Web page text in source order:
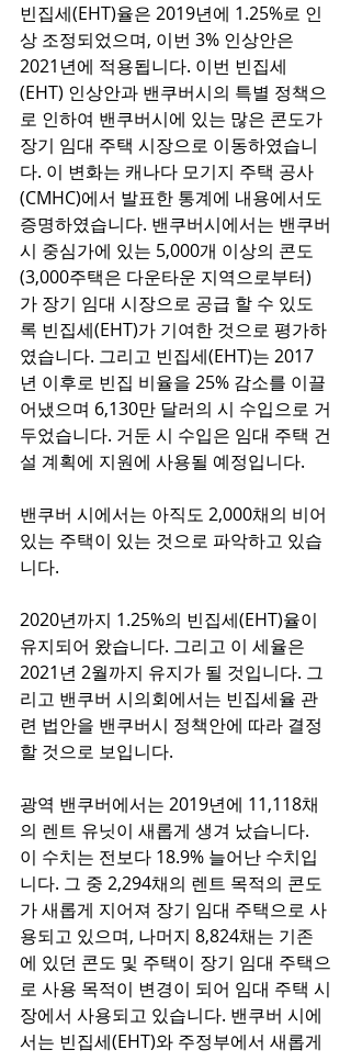
빈집세(EHT)율은 2019년에 1.25%로 인
상 조정되었으며, 이번 3% 인상안은
2021년에 적용됩니다. 이번 빈집세
(EHT) 인상안과 밴쿠버시의 특별 정책으
로 인하여 밴쿠버시에 있는 많은 콘도가
장기 임대 주택 시장으로 이동하였습니
다. 이 변화는 캐나다 모기지 주택 공사
(CMHC)에서 발표한 통계에 내용에서도
증명하였습니다. 밴쿠버시에서는 밴쿠버
시 중심가에 있는 5,000개 이상의 콘도
(3,000주택은 다운타운 지역으로부터)
가 장기 임대 시장으로 공급 할 수 있도
록 빈집세(EHT)가 기여한 것으로 평가하
였습니다. 그리고 빈집세(EHT)는 2017
년 이후로 빈집 비율을 25% 감소를 이끌
어냈으며 6,130만 달러의 시 수입으로 거
두었습니다. 거둔 시 수입은 임대 주택 건
설 계획에 지원에 사용될 예정입니다.
밴쿠버 시에서는 아직도 2,000채의 비어
있는 주택이 있는 것으로 파악하고 있습
니다.
2020년까지 1.25%의 빈집세(EHT)율이
유지되어 왔습니다. 그리고 이 세율은
2021년 2월까지 유지가 될 것입니다. 그
리고 밴쿠버 시의회에서는 빈집세율 관
련 법안을 밴쿠버시 정책안에 따라 결정
할 것으로 보입니다.
광역 밴쿠버에서는 2019년에 11,118채
의 렌트 유닛이 새롭게 생겨 났습니다.
이 수치는 전보다 18.9% 늘어난 수치입
니다. 그 중 2,294채의 렌트 목적의 콘도
가 새롭게 지어져 장기 임대 주택으로 사
용되고 있으며, 나머지 8,824채는 기존
에 있던 콘도 및 주택이 장기 임대 주택으
로 사용 목적이 변경이 되어 임대 주택 시
장에서 사용되고 있습니다. 밴쿠버 시에
서는 빈집세(EHT)와 주정부에서 새롭게